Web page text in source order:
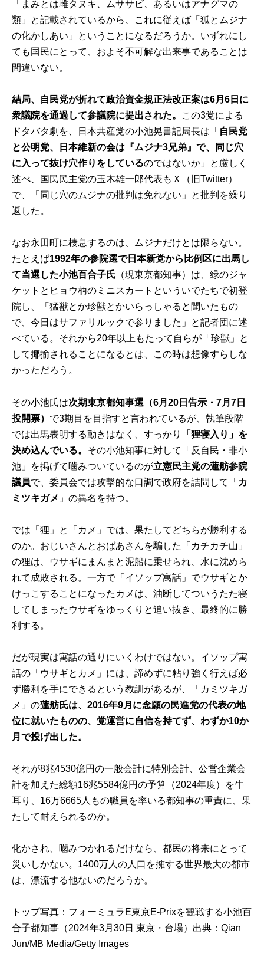
「まみとは雌タヌキ、ムササビ、あるいはアナグマの
類」と記載されているから、これに従えば「狐とムジナ
の化かしあい」ということになるだろうか。いずれにし
ても国民にとって、およそ不可解な出来事であることは
間違いない。
結局、自民党が折れて政治資金規正法改正案は6月6日に
衆議院を通過して参議院に提出された。
この3党による
ドタバタ劇を、日本共産党の小池晃書記局長は「 自民党
と公明党、日本維新の会は『ムジナ3兄弟』で、同じ穴
に入って抜け穴作りをしているのではないか」と厳しく
述べ、国民民主党の玉木雄一郎代表もＸ（旧Twitter）
で、「同じ穴のムジナの批判は免れない」と批判を繰り
返した。
なお永田町に棲息するのは、ムジナだけとは限らない。
たとえば1992年の参院選で日本新党から比例区に出馬し
て当選した小池百合子氏 （現東京都知事）は、緑のジャ
ケットとヒョウ柄のミニスカートといういでたちで初登
院し、「猛獣とか珍獣とかいらっしゃると聞いたもの
で、今日はサファリルックで参りました」と記者団に述
べている。それから20年以上もたって自らが「珍獣」と
して揶揄されることになるとは、この時は想像すらしな
かっただろう。
その小池氏は次期東京都知事選（6月20日告示・7月7日
投開票） で3期目を目指すと言われているが、執筆段階
では出馬表明する動きはなく、すっかり
「狸寝入り」を
決め込んでいる。 その小池知事に対して「反自民・非小
池」を掲げて噛みついているのが立憲民主党の蓮舫参院
議員で、委員会では攻撃的な口調で政府を詰問して「 カ
ミツキガメ 」の異名を持つ。
では「狸」と「カメ」では、果たしてどちらが勝利する
のか。おじいさんとおばあさんを騙した「カチカチ山」
の狸は、ウサギにまんまと泥船に乗せられ、水に沈めら
れて成敗される。一方で「イソップ寓話」でウサギとか
けっこすることになったカメは、油断してついうたた寝
してしまったウサギをゆっくりと追い抜き、最終的に勝
利する。
だが現実は寓話の通りにいくわけではない。イソップ寓
話の「ウサギとカメ」には、諦めずに粘り強く行えば必
ず勝利を手にできるという教訓があるが、「カミツキガ
メ」の蓮舫氏は、2016年9月に念願の民進党の代表の地
位に就いたものの、党運営に自信を持てず、わずか10か
月で投げ出した。
それが8兆4530億円の一般会計に特別会計、公営企業会
計を加えた総額16兆5584億円の予算（2024年度）を牛
耳り、16万6665人もの職員を率いる都知事の重責に、果
たして耐えられるのか。
化かされ、噛みつかれるだけなら、都民の将来にとって
災いしかない。1400万人の人口を擁する世界最大の都市
は、漂流する他ないのだろうか。
トップ写真：フォーミュラE東京E-Prixを観戦する小池百
合子都知事（2024年3月30日 東京・台場）出典：Qian
Jun/MB Media/Getty Images